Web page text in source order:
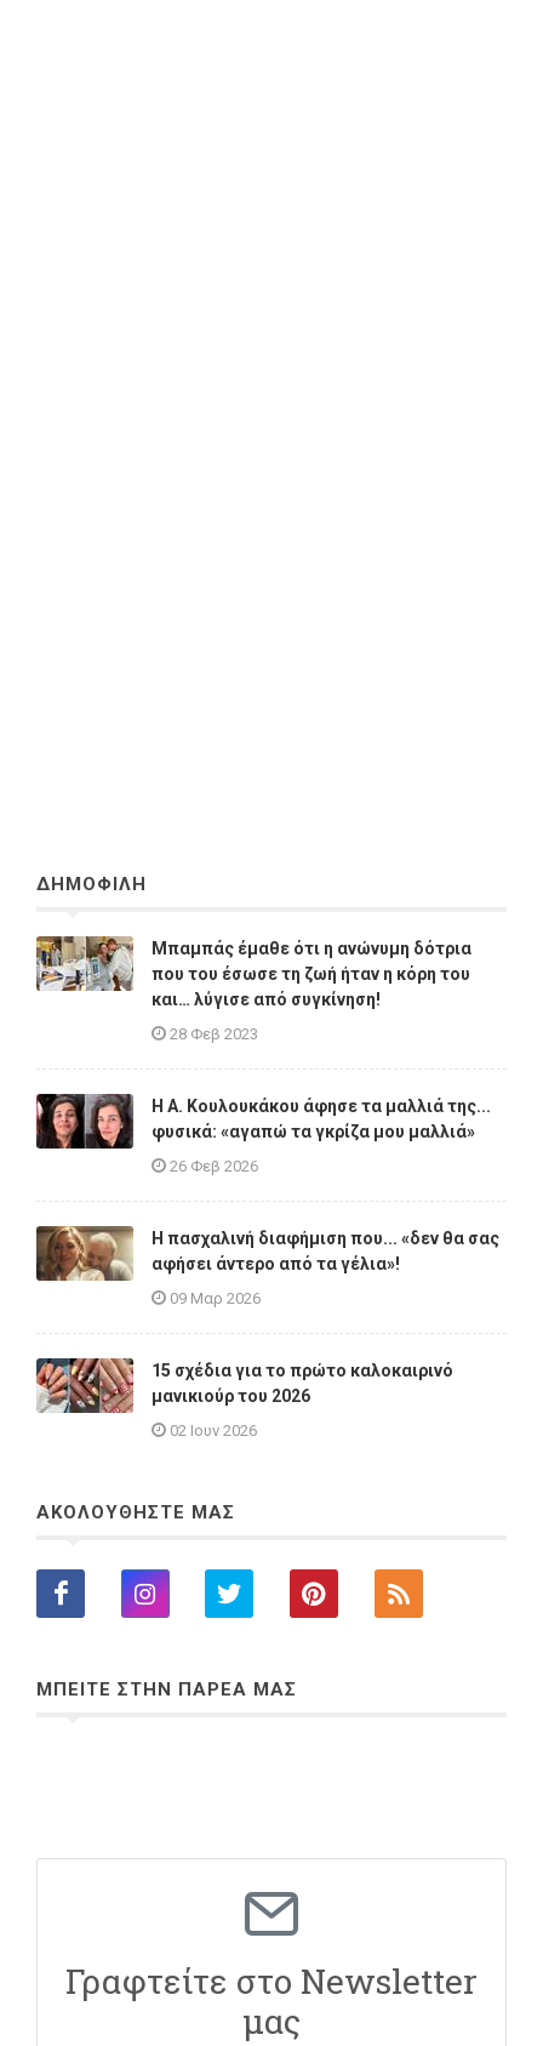
ΔΗΜΟΦΙΛΗ
Μπαμπάς έμαθε ότι η ανώνυμη δότρια
που του έσωσε τη ζωή ήταν η κόρη του
και… λύγισε από συγκίνηση!
28 Φεβ 2023
Η A. Κουλουκάκου άφησε τα μαλλιά της...
φυσικά: «αγαπώ τα γκρίζα μου μαλλιά»
26 Φεβ 2026
Η πασχαλινή διαφήμιση που... «δεν θα σας
αφήσει άντερο από τα γέλια»!
09 Μαρ 2026
15 σχέδια για το πρώτο καλοκαιρινό
μανικιούρ του 2026
02 Ιουν 2026
ΑΚΟΛΟΥΘΗΣΤΕ ΜΑΣ
ΜΠΕΙΤΕ ΣΤΗΝ ΠΑΡΕΑ ΜΑΣ
Γραφτείτε στο Newsletter
μας